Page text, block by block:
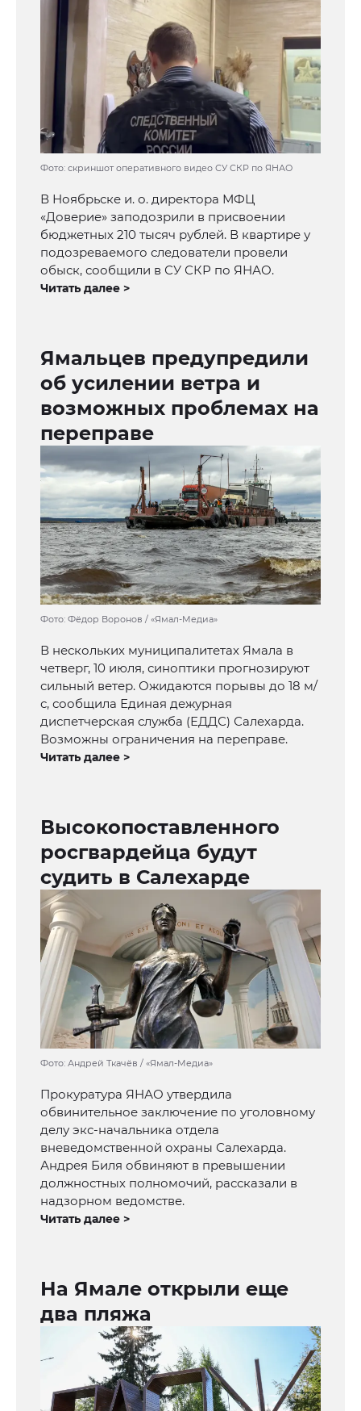
Фото: скриншот оперативного видео СУ СКР по ЯНАО
В Ноябрьске и. о. директора МФЦ
«Доверие» заподозрили в присвоении
бюджетных 210 тысяч рублей. В квартире у
подозреваемого следователи провели
обыск, сообщили в СУ СКР по ЯНАО.
Читать далее >
Ямальцев предупредили
об усилении ветра и
возможных проблемах на
переправе
Фото: Фёдор Воронов / «Ямал-Медиа»
В нескольких муниципалитетах Ямала в
четверг, 10 июля, синоптики прогнозируют
сильный ветер. Ожидаются порывы до 18 м/
с, сообщила Единая дежурная
диспетчерская служба (ЕДДС) Салехарда.
Возможны ограничения на переправе.
Читать далее >
Высокопоставленного
росгвардейца будут
судить в Салехарде
Фото: Андрей Ткачёв / «Ямал-Медиа»
Прокуратура ЯНАО утвердила
обвинительное заключение по уголовному
делу экс-начальника отдела
вневедомственной охраны Салехарда.
Андрея Биля обвиняют в превышении
должностных полномочий, рассказали в
надзорном ведомстве.
Читать далее >
На Ямале открыли еще
два пляжа